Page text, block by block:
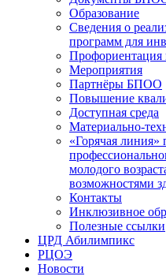
Образование
Сведения о
программ для
Профориентация
Мероприятия
Партнёры БПОО
Повышение
Доступная среда
Материально-
«Горячая
молодого
возможностями
Контакты
Инклюзивное
Полезные ссылки
ЦРД Абилимпикс
РЦОЭ
Новости